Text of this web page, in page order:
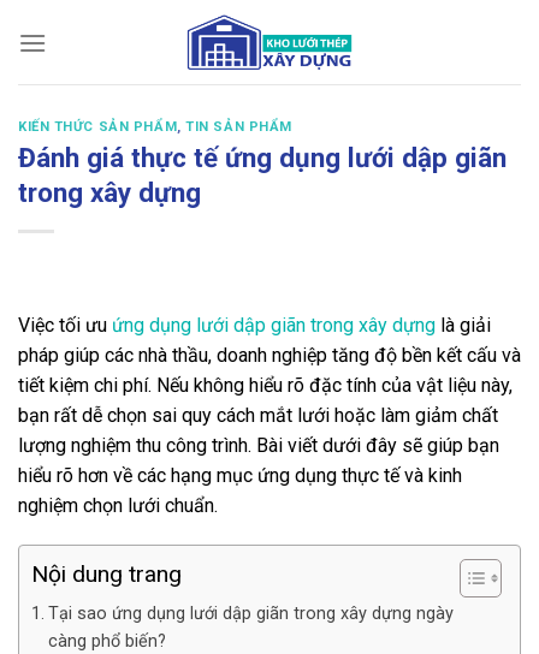
qua
KIẾN THỨC SẢN PHẨM,TIN SẢN PHẨM
Đánh giá thực tế ứng dụng lưới dập giãn
trong xây dựng
Việc tối ưu ứng dụng lưới dập giãn trong xây dựng là giải
pháp giúp các nhà thầu, doanh nghiệp tăng độ bền kết cấu và
tiết kiệm chi phí. Nếu không hiểu rõ đặc tính của vật liệu này,
bạn rất dễ chọn sai quy cách mắt lưới hoặc làm giảm chất
lượng nghiệm thu công trình. Bài viết dưới đây sẽ giúp bạn
hiểu rõ hơn về các hạng mục ứng dụng thực tế và kinh
nghiệm chọn lưới chuẩn.
Nội dung trang
Tại sao ứng dụng lưới dập giãn trong xây dựng ngày
càng phổ biến?